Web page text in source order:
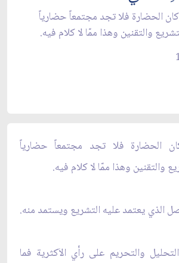
الحضارة فلا تجد مجتمعاً حضارياً
والتقنين وهذا ممّا لا كلام فيه.
الحضارة فلا تجد مجتمعاً حضارياً
والتقنين وهذا ممّا لا كلام فيه.
الذي يعتمد عليه التشريع ويستمد منه.
والتحريم على رأي الاَكثرية فما